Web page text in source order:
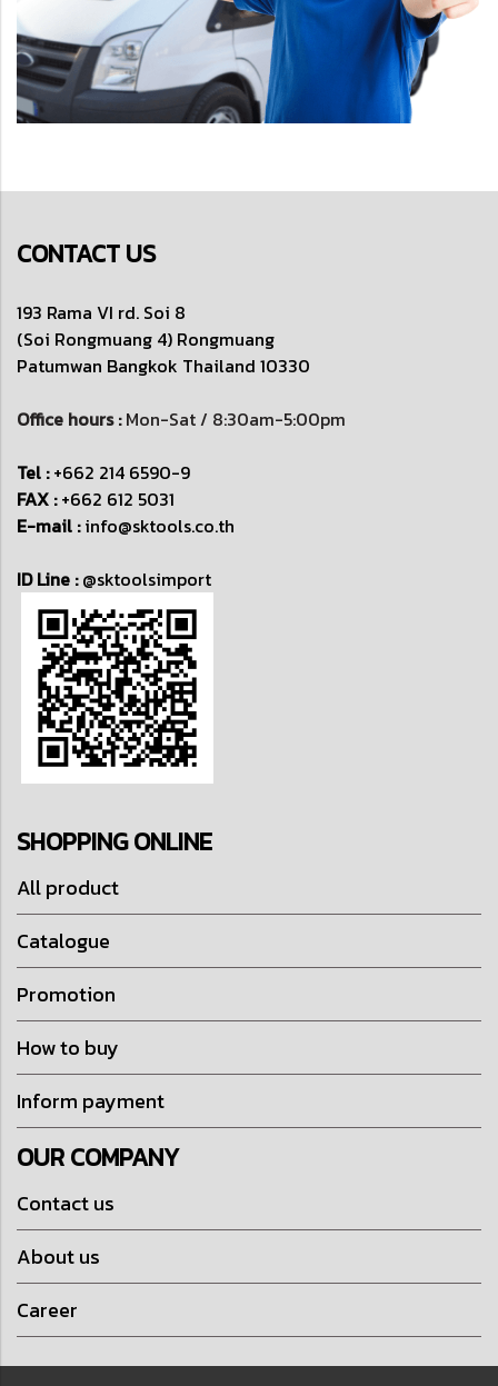
CONTACT US
193 Rama VI rd. Soi 8
(Soi Rongmuang 4) Rongmuang
Patumwan Bangkok Thailand 10330
Office hours :Mon-Sat / 8:30am-5:00pm
Tel :+662 214 6590-9
FAX :+662 612 5031
E-mail :info@sktools.co.th
ID Line :@sktoolsimport
SHOPPING ONLINE
All product
Catalogue
Promotion
How to buy
Inform payment
OUR COMPANY
Contact us
About us
Career